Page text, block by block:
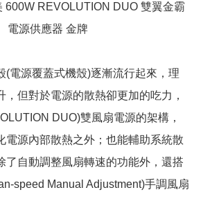
600W REVOLUTION DUO 雙翼金霸
電源供應器 金牌
(電源覆蓋式機殼)逐漸流行起來，理
，但對於電源的散熱卻更加的吃力，
DUO)雙風扇電源的架構，
電源內部散熱之外；也能輔助系統散
了自動調整風扇轉速的功能外，還搭
speed Manual Adjustment)手調風扇